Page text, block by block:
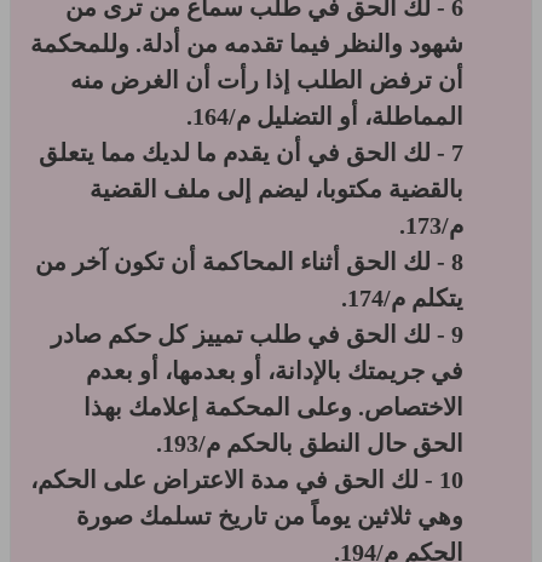
6 - لك الحق في طلب سماع من ترى من
شهود والنظر فيما تقدمه من أدلة. وللمحكمة
أن ترفض الطلب إذا رأت أن الغرض منه
المماطلة، أو التضليل م/164.
7 - لك الحق في أن يقدم ما لديك مما يتعلق
بالقضية مكتوبا، ليضم إلى ملف القضية
م/173.
8 - لك الحق أثناء المحاكمة أن تكون آخر من
يتكلم م/174.
9 - لك الحق في طلب تمييز كل حكم صادر
في جريمتك بالإدانة، أو بعدمها، أو بعدم
الاختصاص. وعلى المحكمة إعلامك بهذا
الحق حال النطق بالحكم م/193.
10 - لك الحق في مدة الاعتراض على الحكم،
وهي ثلاثين يوماً من تاريخ تسلمك صورة
الحكم م/194.